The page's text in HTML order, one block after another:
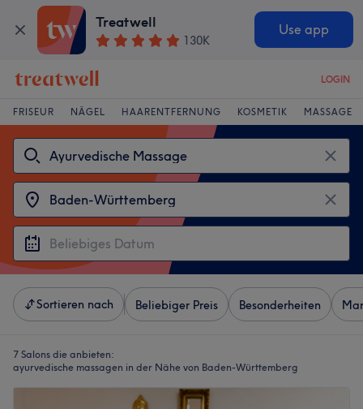
Treatwell
130K
Use app
LOGIN
FRISEUR NÄGEL HAARENTFERNUNG KOSMETIK MASSAGE
Sortieren nach Beliebiger Preis Besonderheiten
7 Salons die anbieten:
ayurvedische massagen in der Nähe von Baden-Württemberg